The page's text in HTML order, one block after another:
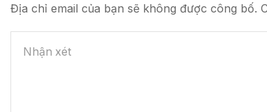
Địa chỉ email của bạn sẽ không được công bố.